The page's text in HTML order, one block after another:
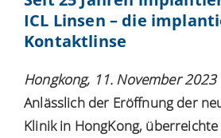
ICL Linsen – die
Kontaktlinse
Hongkong, 11. November 2023
Anlässlich der Eröffnung der
Klinik in HongKong,